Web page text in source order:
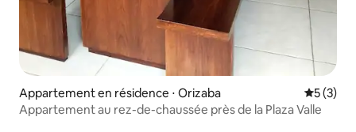
Appartement en résidence ⋅ Orizaba
5 (3)
Appartement au rez-de-chaussée près de la Plaza Valle